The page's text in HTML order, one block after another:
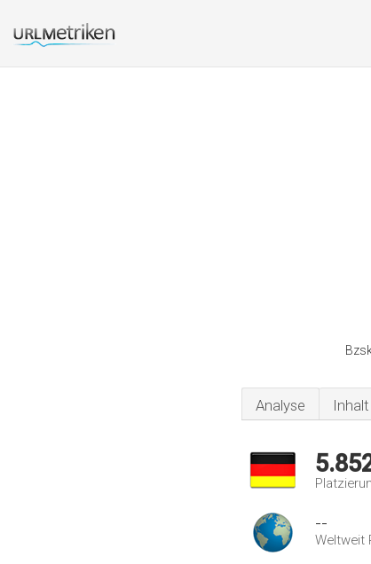
Analyse Inhalt
--
Weltweit